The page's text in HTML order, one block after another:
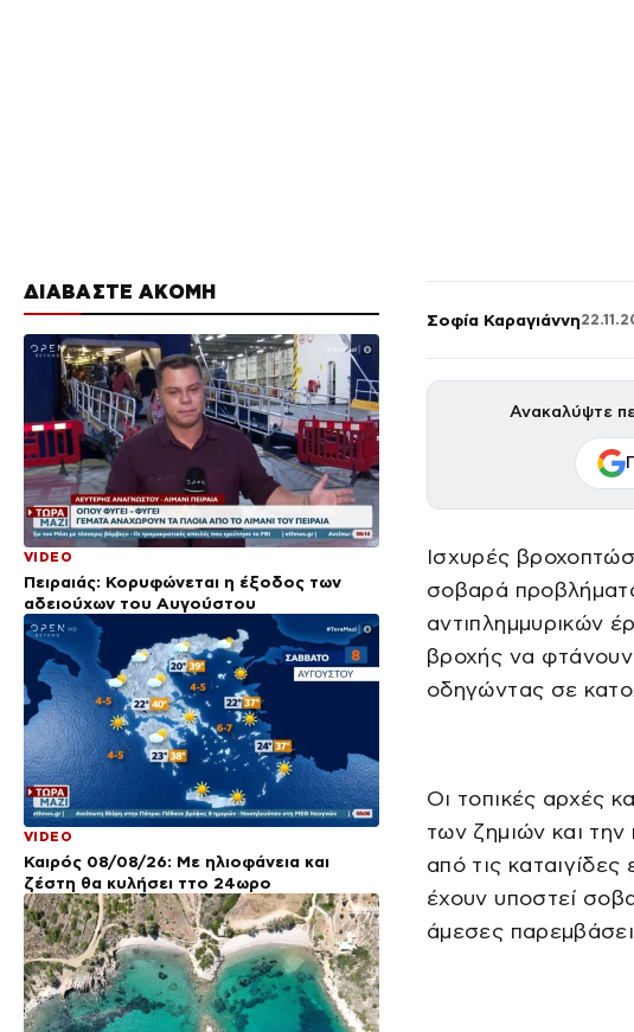
ΔΙΑΒΑΣΤΕ ΑΚΟΜΗ
VIDEO
Πειραιάς: Κορυφώνεται η έξοδος των
αδειούχων του Αυγούστου
VIDEO
Καιρός 08/08/26: Με ηλιοφάνεια και
ζέστη θα κυλήσει ττο 24ωρο
Σοφία Καραγιάννη
Ανακαλύψτε
Ισχυρές
σοβαρά
αντιπλημμυρικών
βροχής να
οδηγώντας σε
Οι τοπικές αρχές
των ζημιών και
από τις
έχουν υποστεί
άμεσες